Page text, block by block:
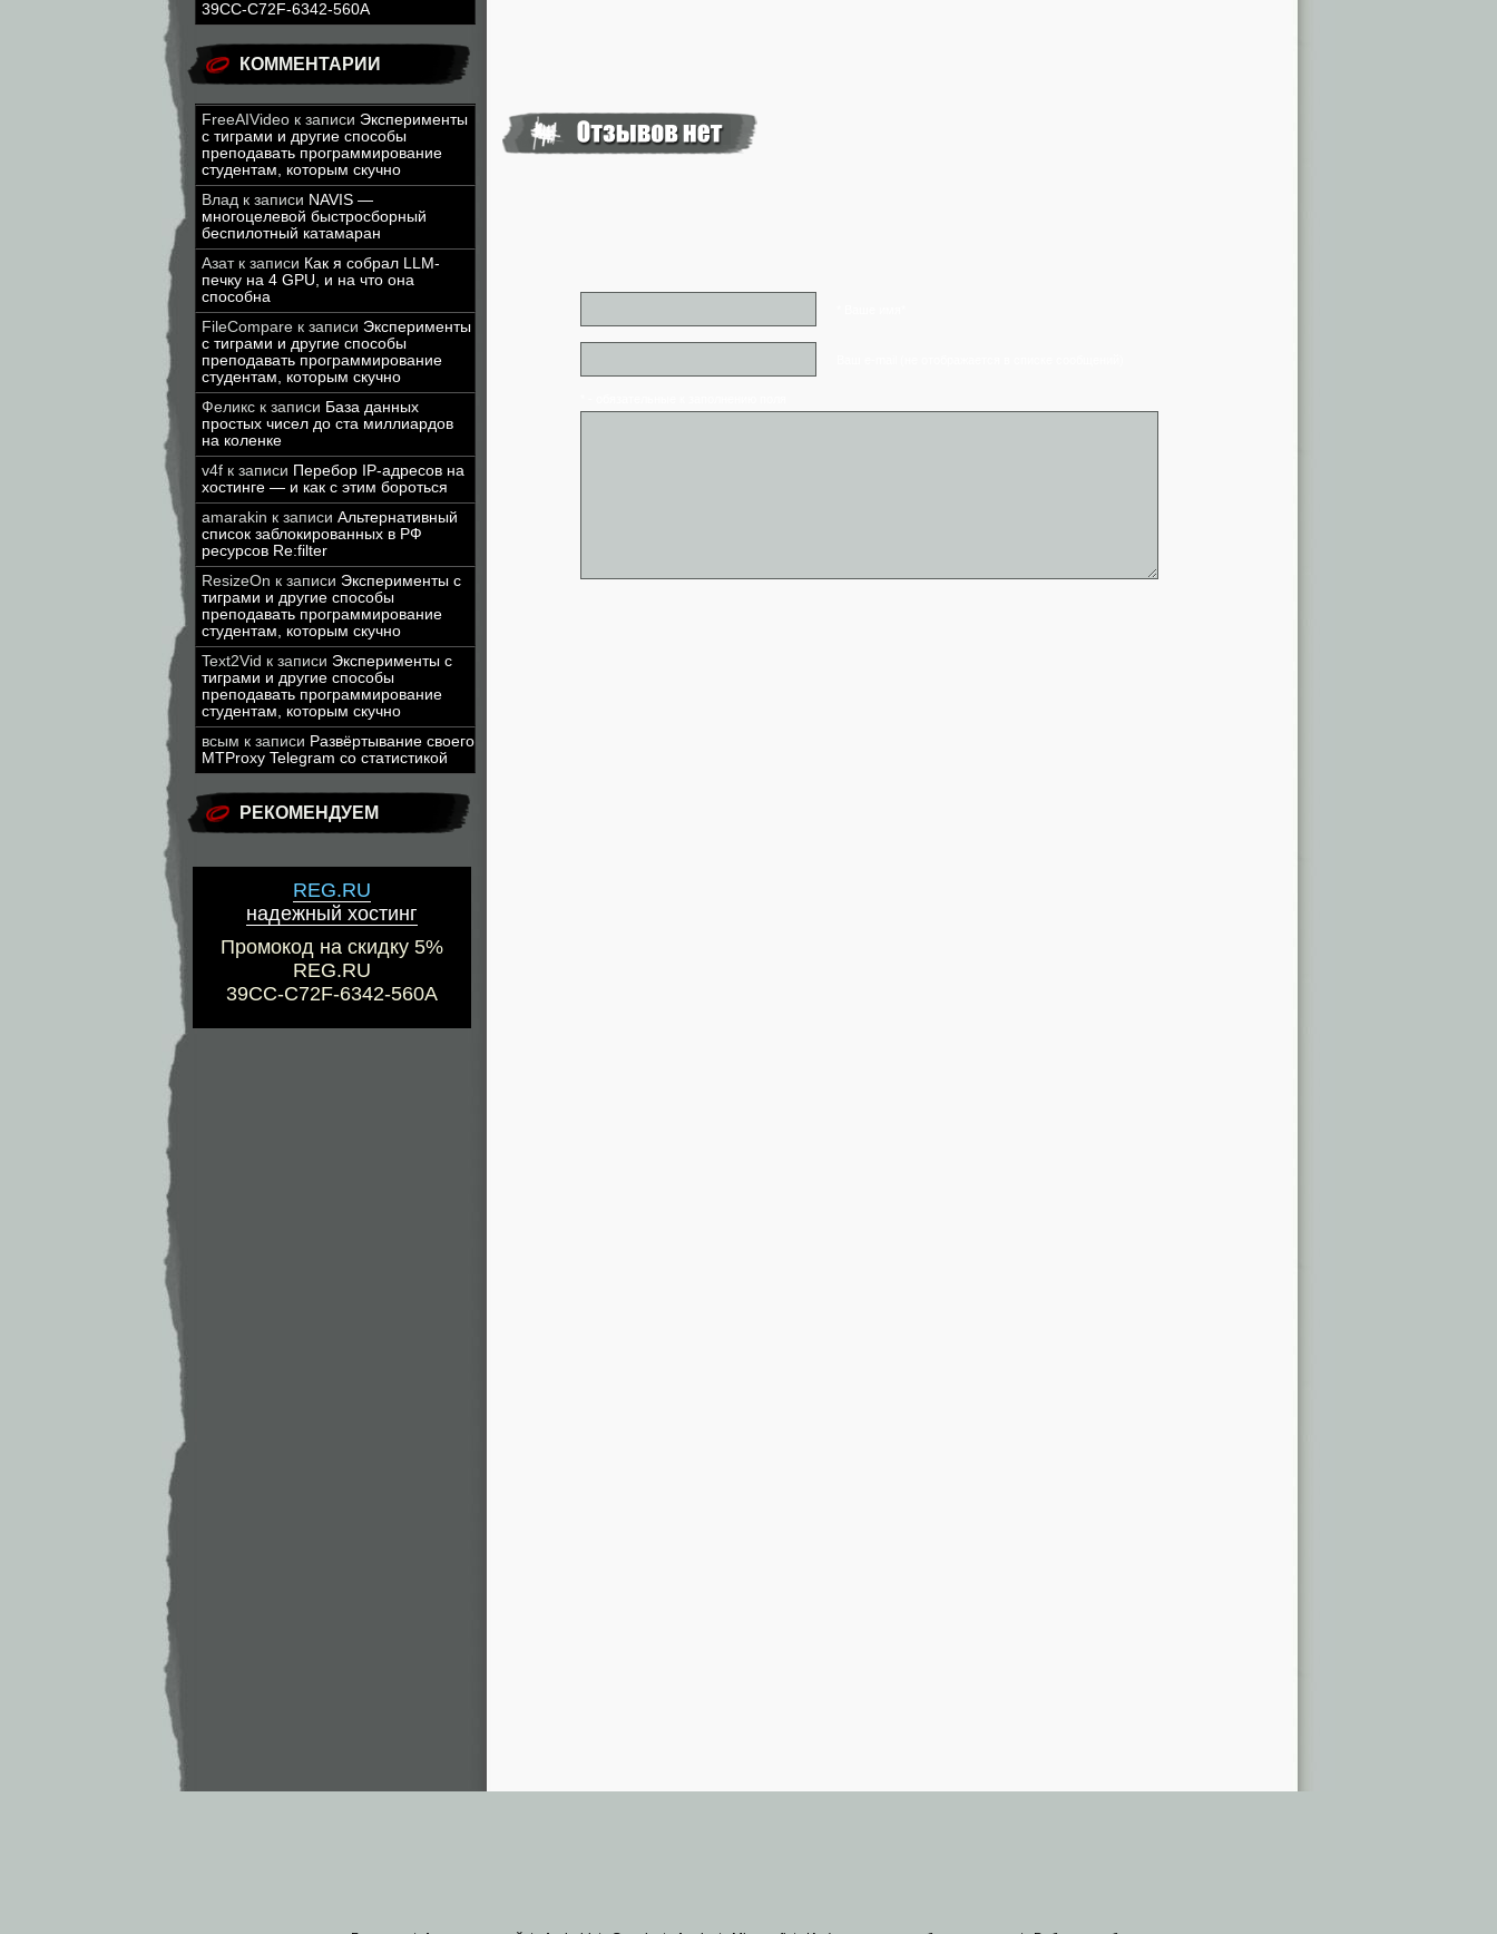
39CC-C72F-6342-560A
КОММЕНТАРИИ
FreeAIVideo к записи Эксперименты
с тиграми и другие способы
преподавать программирование
студентам, которым скучно
Влад к записи NAVIS —
многоцелевой быстросборный
беспилотный катамаран
Азатк записи Как я собрал LLM-
печку на 4 GPU, и на что она
способна
FileCompare к записи Эксперименты
с тиграми и другие способы
преподавать программирование
студентам, которым скучно
Феликс к записи База данных
простых чисел до ста миллиардов
на коленке
v4f к записи Перебор IP-адресов на
хостинге — и как с этим бороться
amarakin к записи Альтернативный
список заблокированных в РФ
ресурсов Re:filter
ResizeOn к записи Эксперименты с
тиграми и другие способы
преподавать программирование
студентам, которым скучно
Text2Vid к записи Эксперименты с
тиграми и другие способы
преподавать программирование
студентам, которым скучно
всым к записи Развёртывание своего
MTProxy Telegram со статистикой
РЕКОМЕНДУЕМ
REG.RU
надежный хостинг
Промокод на скидку 5%
REG.RU
39CC-C72F-6342-560A